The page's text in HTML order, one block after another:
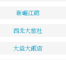
新崛江館
西北大旅社
大益大飯店